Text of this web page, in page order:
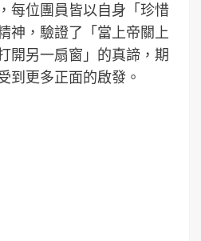
每位團員皆以自身「珍惜
神，驗證了「當上帝關上
開另一扇窗」的真諦，期
到更多正面的啟發。